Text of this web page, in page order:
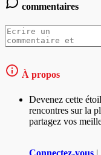
commentaires
À propos
Devenez cette
rencontres sur la
partagez vos
Connectez-vous |